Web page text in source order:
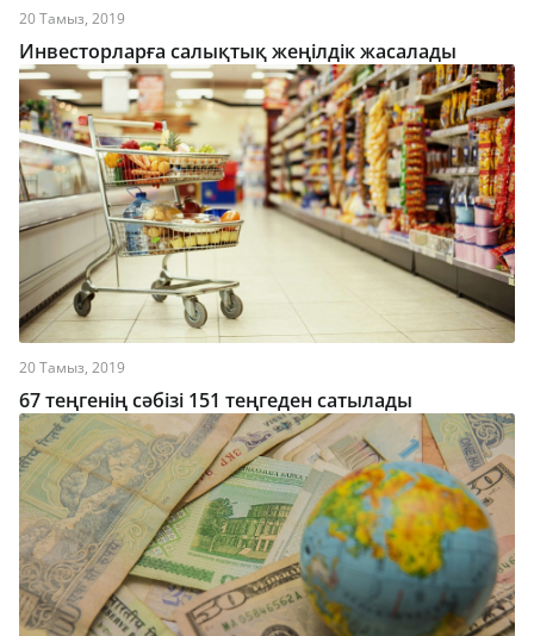
20 Тамыз, 2019
Инвесторларға салықтық жеңілдік жасалады
20 Тамыз, 2019
67 теңгенің сәбізі 151 теңгеден сатылады